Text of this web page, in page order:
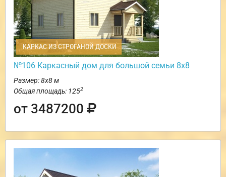
КАРКАС ИЗ СТРОГАНОЙ ДОСКИ
№106 Каркасный дом для большой семьи 8х8
Размер: 8х8 м
Общая площадь: 1252
от 3487200